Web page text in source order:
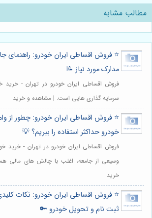
مطالب مشابه
⭐️ فروش اقساطی ایران خودرو: راهنمای
مدارک مورد نیاز 📝
فروش اقساطی ایران خودرو در تهران - خرید
سرمایه گذاری هایی است. | مشاهده و خرید
⭐️ فروش اقساطی ایران خودرو: چطور از
خودرو حداکثر استفاده را ببریم؟ 💡
فروش اقساطی ایران خودرو در تهران - خرید
وسیعی از جامعه، اغلب با چالش های مالی
خرید
⭐️ فروش اقساطی ایران خودرو: نکات
ثبت نام و تحویل خودرو 🔑